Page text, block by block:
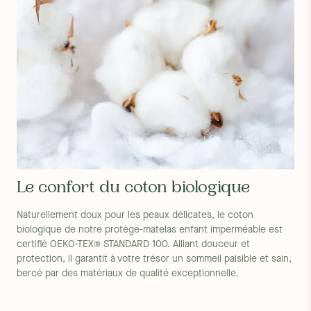
Le confort du coton biologique
Naturellement doux pour les peaux délicates, le coton
biologique de notre protège-matelas enfant imperméable est
certifié OEKO-TEX® STANDARD 100. Alliant douceur et
protection, il garantit à votre trésor un sommeil paisible et sain,
bercé par des matériaux de qualité exceptionnelle.